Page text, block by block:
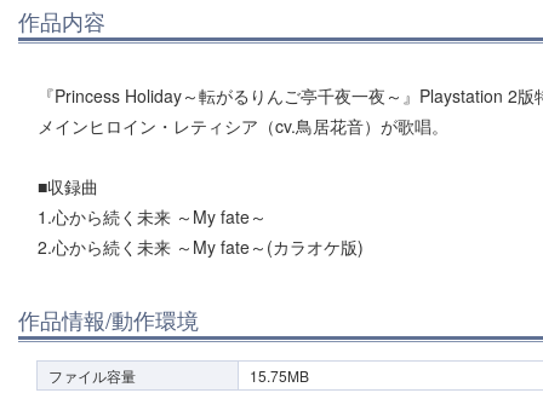
作品内容
『Princess Holiday～転がるりんご亭千夜一夜～』Playstation 2版
メインヒロイン・レティシア（cv.鳥居花音）が歌唱。
■収録曲
1.心から続く未来 ～My fate～
2.心から続く未来 ～My fate～(カラオケ版)
作品情報/動作環境
ファイル容量 15.75MB